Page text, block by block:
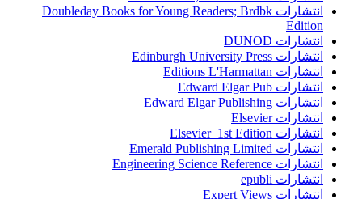
انتشارات Doubleday Books for Young Readers; Brdbk
Edition
انتشارات DUNOD
انتشارات Edinburgh University Press
انتشارات Editions L'Harmattan
انتشارات Edward Elgar Pub
انتشارات Edward Elgar Publishing
انتشارات Elsevier
انتشارات Elsevier 1st Edition
انتشارات Emerald Publishing Limited
انتشارات Engineering Science Reference
انتشارات epubli
انتشارات Expert Views